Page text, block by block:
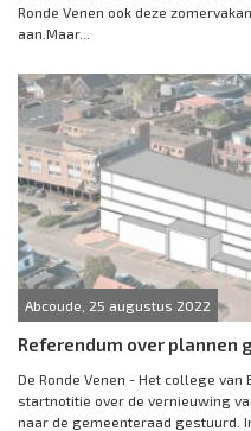
Ronde Venen ook deze
aan.Maar...
Abcoude, 25 augustus 2022
Referendum over plannen
De Ronde Venen - Het college
startnotitie over de vernieuwing
naar de gemeenteraad gestuurd.